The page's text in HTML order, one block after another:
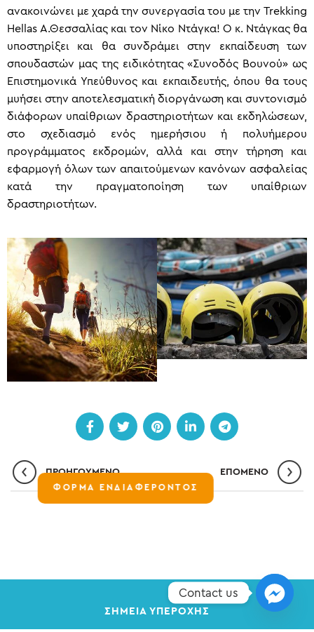
ΦΟΡΜΑ ΕΝΔΙΑΦΕΡΟΝΤΟΣ
ανακοινώνει με χαρά την συνεργασία του με την Trekking
Hellas Α.Θεσσαλίας και τον Νίκο Ντάγκα! Ο κ. Ντάγκας θα
υποστηρίξει και θα συνδράμει στην εκπαίδευση των
σπουδαστών μας της ειδικότητας «Συνοδός Βουνού» ως
Επιστημονικά Υπεύθυνος και εκπαιδευτής, όπου θα τους
μυήσει στην αποτελεσματική διοργάνωση και συντονισμό
διάφορων υπαίθριων δραστηριοτήτων και εκδηλώσεων,
στο σχεδιασμό ενός ημερήσιου ή πολυήμερου
προγράμματος εκδρομών, αλλά και στην τήρηση και
εφαρμογή όλων των απαιτούμενων κανόνων ασφαλείας
κατά την πραγματοποίηση των υπαίθριων
δραστηριοτήτων.
ΠΡΟΗΓΟΎΜΕΝΟ ΕΠΌΜΕΝO
ΣΗΜΕΊΑ ΥΠΕΡΟΧΉΣ
Contact us